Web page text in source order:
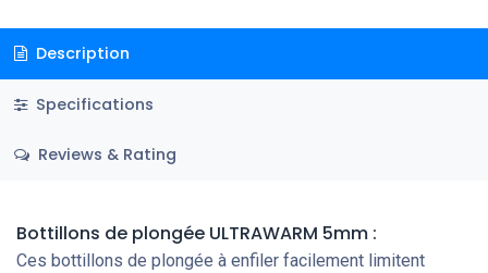
Description
Specifications
Reviews & Rating
Bottillons de plongée ULTRAWARM 5mm :
Ces bottillons de plongée à enfiler facilement limitent